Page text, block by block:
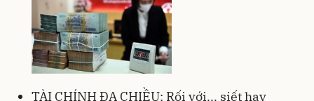
TÀI CHÍNH ĐA CHIỀU: Rối với... siết hay